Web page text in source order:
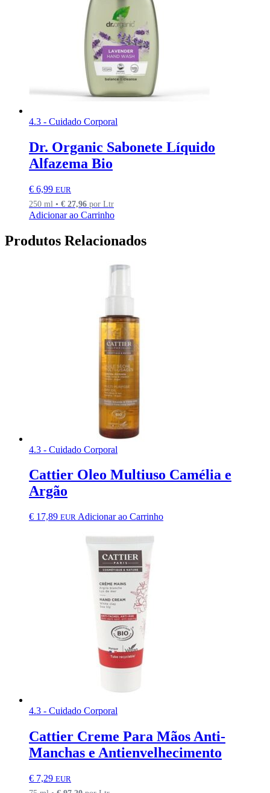
4.3 - Cuidado Corporal
Dr. Organic Sabonete Líquido
Alfazema Bio
€ 6,99 EUR
250 ml • € 27,96 por Ltr
Adicionar ao Carrinho
Produtos Relacionados
4.3 - Cuidado Corporal
Cattier Oleo Multiuso Camélia e
Argão
€ 17,89 EUR Adicionar ao Carrinho
4.3 - Cuidado Corporal
Cattier Creme Para Mãos Anti-
Manchas e Antienvelhecimento
€ 7,29 EUR